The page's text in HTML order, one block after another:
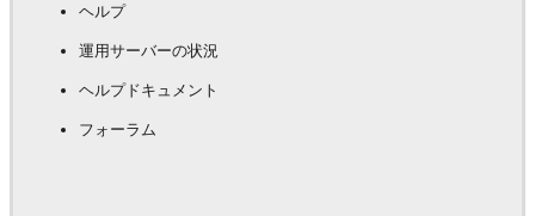
ヘルプ
運用サーバーの状況
ヘルプドキュメント
フォーラム